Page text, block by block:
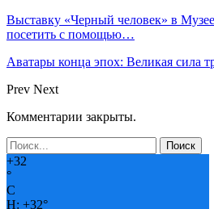
Выставку «Черный человек» в
посетить с помощью…
Аватары конца эпох: Великая сила
Prev Next
Комментарии закрыты.
+32
°
C
H: +32°